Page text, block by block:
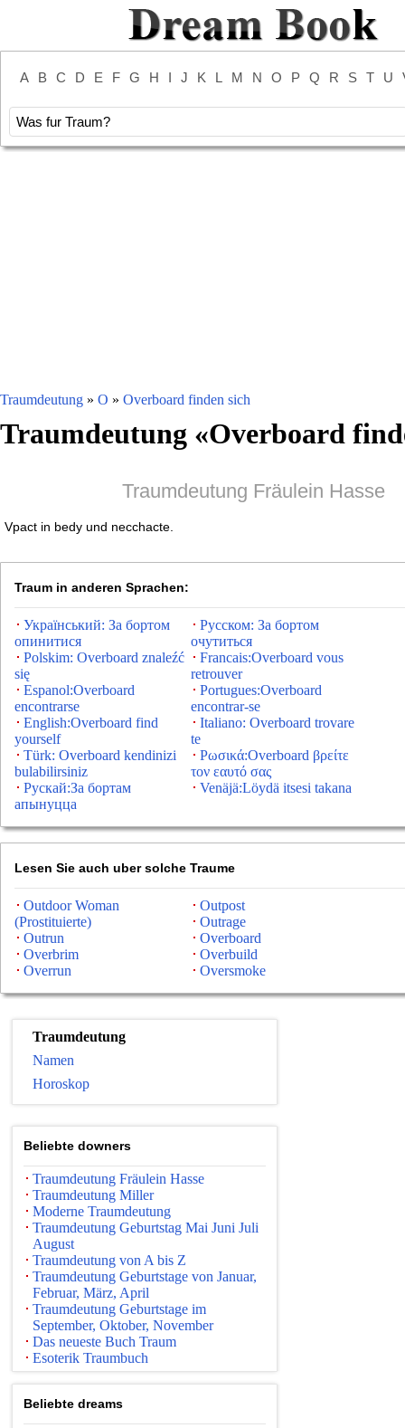
A B C D E F G H I J K L M N O P Q R S T U
Traumdeutung » O » Overboard finden sich
Traumdeutung «Overboard
Traumdeutung Fräulein Hasse
Vpact in bedy und necchacte.
Traum in anderen Sprachen:
Український: За бортом
опинитися
Русском: За бортом
очутиться
Polskim: Overboard znaleźć
się
Francais:Overboard vous
retrouver
Espanol:Overboard
encontrarse
Portugues:Overboard
encontrar-se
English:Overboard find
yourself
Italiano: Overboard trovare
te
Türk: Overboard kendinizi
bulabilirsiniz
Ρωσικά:Overboard βρείτε
τον εαυτό σας
Рускай:За бортам
апынуцца
Venäjä:Löydä itsesi takana
Lesen Sie auch uber solche Traume
Outdoor Woman
(Prostituierte)
Outpost
Outrage
Outrun
Overboard
Overbrim
Overbuild
Overrun
Oversmoke
Traumdeutung
Namen
Horoskop
Beliebte downers
Traumdeutung Fräulein Hasse
Traumdeutung Miller
Moderne Traumdeutung
Traumdeutung Geburtstag Mai Juni Juli
August
Traumdeutung von A bis Z
Traumdeutung Geburtstage von Januar,
Februar, März, April
Traumdeutung Geburtstage im
September, Oktober, November
Das neueste Buch Traum
Esoterik Traumbuch
Beliebte dreams